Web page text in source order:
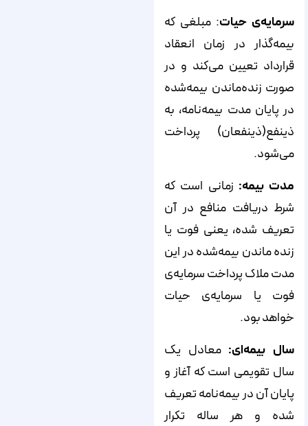
سرمایه‌ی حیات: مبلغی که
بیمه‌گذار در زمان انعقاد
قرارداد تعیین می‌کند و در
صورت زنده‌ماندن بیمه‌شده
در پایان مدت بیمه‌نامه، به
ذینفع(ذینفعان) پرداخت
می‌شود.
مدت بیمه: زمانی است که
شرط دریافت منافع در آن
تعریف شده، یعنی فوت یا
زنده ماندن بیمه‌شده در این
مدت ملاک پرداخت سرمایه‌ی
فوت یا سرمایه‌ی حیات
خواهد بود.
سال بیمه‌ای: معادل یک
سال تقویمی است که آغاز و
پایان آن در بیمه‌نامه تعریف
شده و هر ساله تکرار